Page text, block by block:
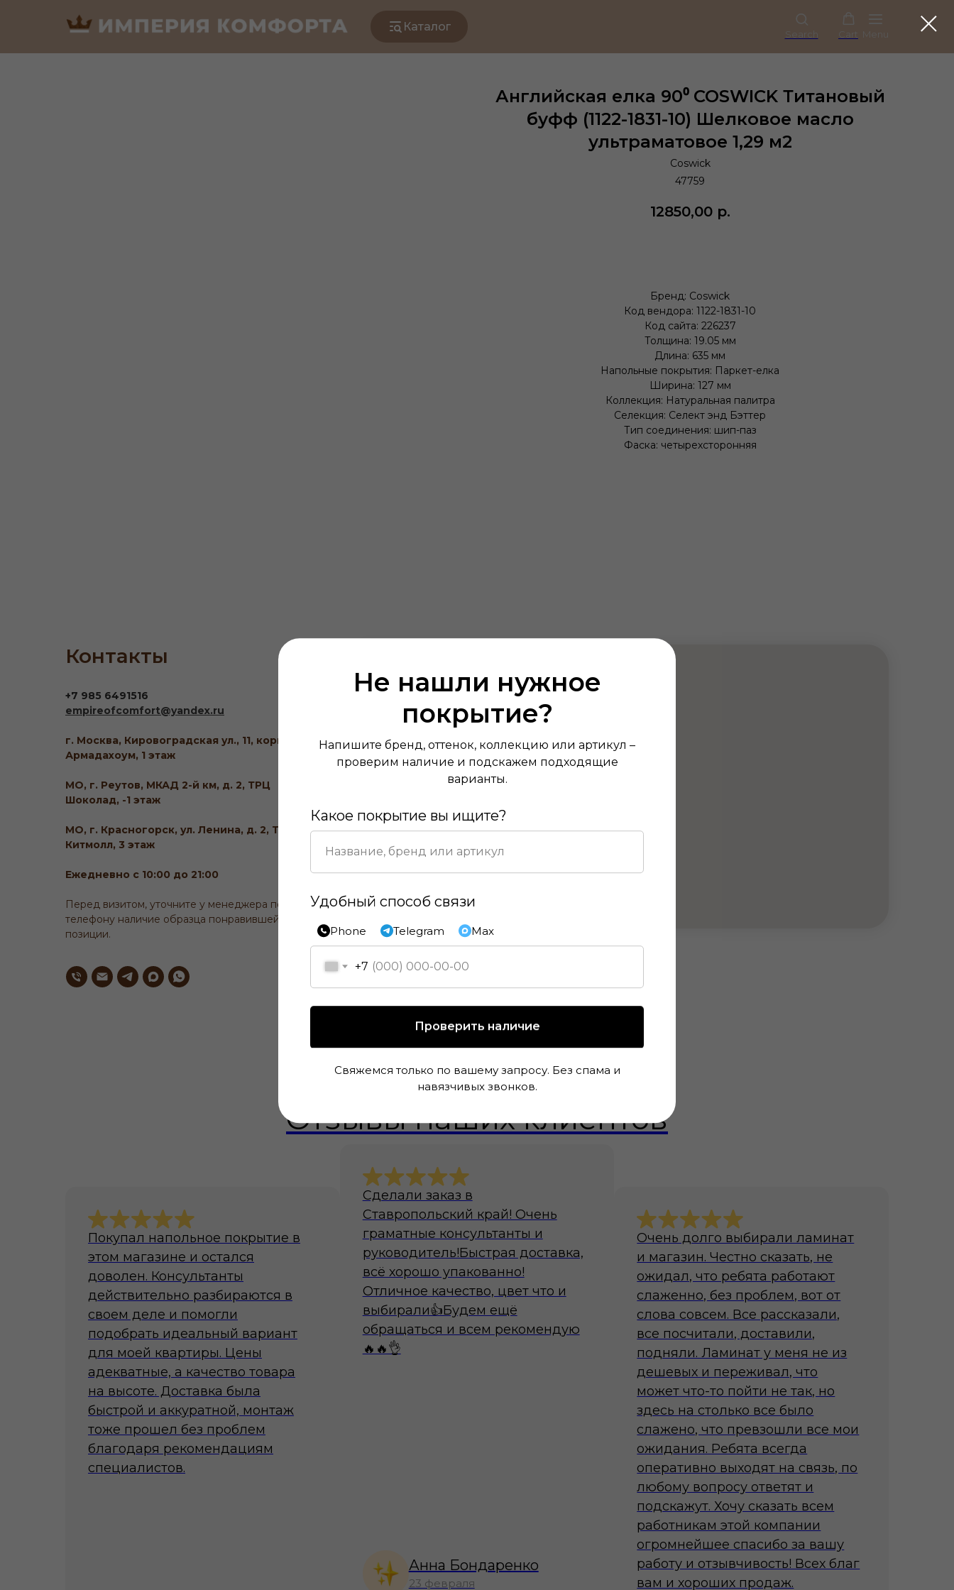
Каталог
Search Cart Menu
Английская елка 90⁰ COSWICK Титановый
буфф (1122-1831-10) Шелковое масло
ультраматовое 1,29 м2
Coswick
47759
12850,00 р.
Бренд: Coswick
Код вендора: 1122-1831-10
Код сайта: 226237
Толщина: 19.05 мм
Длина: 635 мм
Напольные покрытия: Паркет-елка
Ширина: 127 мм
Коллекция: Натуральная палитра
Селекция: Селект энд Бэттер
Тип соединения: шип-паз
Фаска: четырехсторонняя
Не нашли нужное
покрытие?
Напишите бренд, оттенок, коллекцию или артикул –
проверим наличие и подскажем подходящие
варианты.
Какое покрытие вы ищите?
Удобный способ связи
Phone Telegram Max
+7
Проверить наличие
Свяжемся только по вашему запросу. Без спама и
навязчивых звонков.
Контакты
+7 985 6491516
empireofcomfort@yandex.ru
г. Москва, Кировоградская ул., 11, корп. 1, ТЦ
Армадахоум, 1 этаж
МО, г. Реутов, МКАД 2-й км, д. 2, ТРЦ
Шоколад, -1 этаж
МО, г. Красногорск, ул. Ленина, д. 2, ТЦ
Китмолл, 3 этаж
Ежедневно с 10:00 до 21:00
Перед визитом, уточните у менеджера по
телефону наличие образца понравившейся
позиции.
Отзывы наших клиентов
Покупал напольное покрытие в
этом магазине и остался
доволен. Консультанты
действительно разбираются в
своем деле и помогли
подобрать идеальный вариант
для моей квартиры. Цены
адекватные, а качество товара
на высоте. Доставка была
быстрой и аккуратной, монтаж
тоже прошел без проблем
благодаря рекомендациям
специалистов.
Сделали заказ в
Ставропольский край! Очень
граматные консультанты и
руководитель!Быстрая доставка,
всё хорошо упакованно!
Отличное качество, цвет что и
выбирали👍Будем ещё
обращаться и всем рекомендую
🔥🔥👌
Анна Бондаренко
23 февраля
Очень долго выбирали ламинат
и магазин. Честно сказать, не
ожидал, что ребята работают
слаженно, без проблем, вот от
слова совсем. Все рассказали,
все посчитали, доставили,
подняли. Ламинат у меня не из
дешевых и переживал, что
может что-то пойти не так, но
здесь на столько все было
слажено, что превзошли все мои
ожидания. Ребята всегда
оперативно выходят на связь, по
любому вопросу ответят и
подскажут. Хочу сказать всем
работникам этой компании
огромнейшее спасибо за вашу
работу и отзывчивость! Всех благ
вам и хороших продаж.